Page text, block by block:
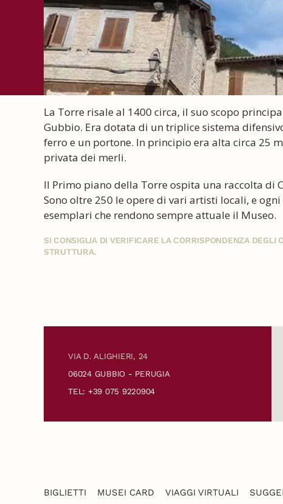
La Torre risale al 1400 circa, il suo scopo
Gubbio. Era dotata di un triplice sistema
ferro e un portone. In principio era alta circa 25
privata dei merli.
Il Primo piano della Torre ospita una raccolta di
Sono oltre 250 le opere di vari artisti locali, e
esemplari che rendono sempre attuale il Museo.
SI CONSIGLIA DI VERIFICARE LA CORRISPONDENZA DEGLI
STRUTTURA.
VIA D. ALIGHIERI, 24
06024 GUBBIO - PERUGIA
TEL: +39 075 9220904
BIGLIETTI MUSEI CARD VIAGGI VIRTUALI